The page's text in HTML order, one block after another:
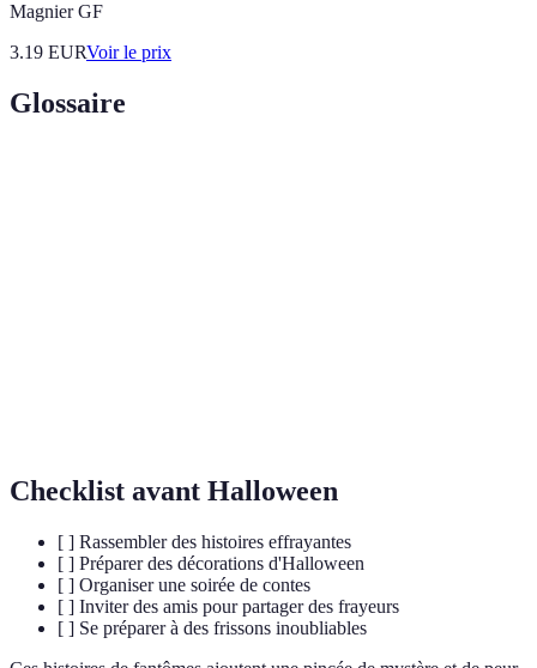
Magnier GF
3.19 EURVoir le prix
Glossaire
Checklist avant Halloween
[ ] Rassembler des histoires effrayantes
[ ] Préparer des décorations d'Halloween
[ ] Organiser une soirée de contes
[ ] Inviter des amis pour partager des frayeurs
[ ] Se préparer à des frissons inoubliables